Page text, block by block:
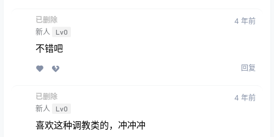
已删除
新人 Lv0
4 年前
不错吧
回复
已删除
新人 Lv0
4 年前
喜欢这种调教类的，冲冲冲